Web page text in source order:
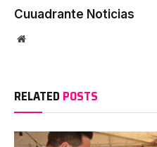
Cuuadrante Noticias
Website
RELATED POSTS